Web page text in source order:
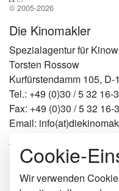
© 2005-2026
Die Kinomakler
Spezialagentur für
Torsten Rossow
Kurfürstendamm 105,
Tel.: +49 (0)30 / 5 32 16-
Fax: +49 (0)30 / 5 32 16-
Email:
Werben in Städten
Berlin
Hamburg
Cookie-
Wir verwenden